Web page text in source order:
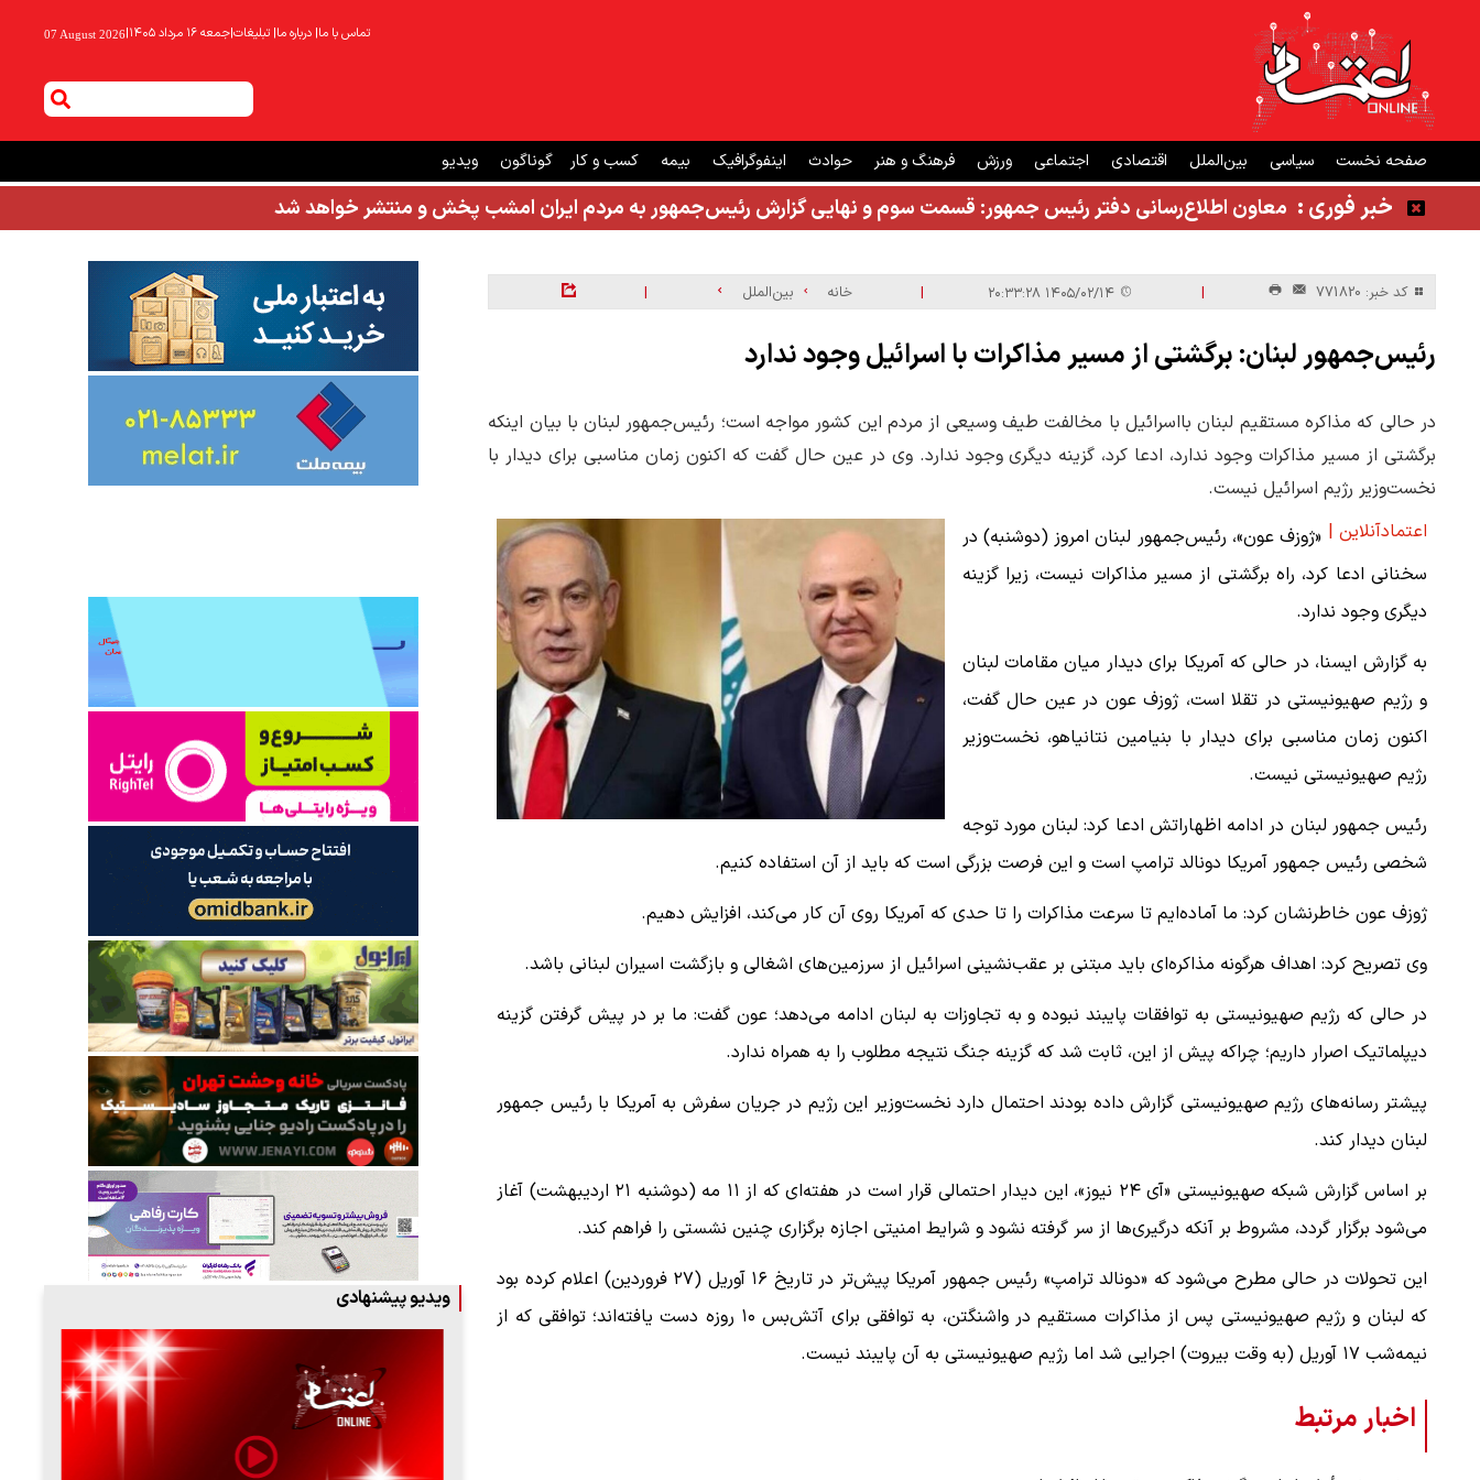
تماس با ما| درباره ما| تبلیغات|جمعه ۱۶ مرداد ۱۴۰۵ |
07 August 2026
صفحه نخست سیاسی بین‌الملل اقتصادی اجتماعی ورزش فرهنگ و هنر حوادث اینفوگرافیک بیمه کسب و کار گوناگون ویدیو
خبر فوری : معاون اطلاع‌رسانی دفتر رئیس جمهور: قسمت سوم و نهایی گزارش رئیس‌جمهور به مردم ایران امشب پخش و منتشر خواهد شد
کد خبر: 771820 |
| خانه بین‌الملل |
رئیس‌جمهور لبنان: برگشتی از مسیر مذاکرات با اسرائیل وجود ندارد
در حالی که مذاکره مستقیم لبنان بااسرائیل با مخالفت طیف وسیعی از مردم این کشور مواجه است؛ رئیس‌جمهور لبنان با بیان اینکه
برگشتی از مسیر مذاکرات وجود ندارد، ادعا کرد، گزینه دیگری وجود ندارد. وی در عین حال گفت که اکنون زمان مناسبی برای دیدار با
نخست‌وزیر رژیم اسرائیل نیست.
اعتمادآنلاین | «ژوزف عون»، رئیس‌جمهور لبنان امروز (دوشنبه) در
سخنانی ادعا کرد، راه برگشتی از مسیر مذاکرات نیست، زیرا گزینه
دیگری وجود ندارد.
به گزارش ایسنا، در حالی که آمریکا برای دیدار میان مقامات لبنان
و رژیم صهیونیستی در تقلا است، ژوزف عون در عین حال گفت،
اکنون زمان مناسبی برای دیدار با بنیامین نتانیاهو، نخست‌وزیر
رژیم صهیونیستی نیست.
رئیس جمهور لبنان در ادامه اظهاراتش ادعا کرد: لبنان مورد توجه
شخصی رئیس جمهور آمریکا دونالد ترامپ است و این فرصت بزرگی است که باید از آن استفاده کنیم.
ژوزف عون خاطرنشان کرد: ما آماده‌ایم تا سرعت مذاکرات را تا حدی که آمریکا روی آن کار می‌کند، افزایش دهیم.
وی تصریح کرد: اهداف هرگونه مذاکره‌ای باید مبتنی بر عقب‌نشینی اسرائیل از سرزمین‌های اشغالی و بازگشت اسیران لبنانی باشد.
در حالی که رژیم صهیونیستی به توافقات پایبند نبوده و به تجاوزات به لبنان ادامه می‌دهد؛ عون گفت: ما بر در پیش گرفتن گزینه
دیپلماتیک اصرار داریم؛ چراکه پیش از این، ثابت شد که گزینه جنگ نتیجه مطلوب را به همراه ندارد.
پیشتر رسانه‌های رژیم صهیونیستی گزارش داده بودند احتمال دارد نخست‌وزیر این رژیم در جریان سفرش به آمریکا با رئیس جمهور
لبنان دیدار کند.
بر اساس گزارش شبکه صهیونیستی «آی ۲۴ نیوز»، این دیدار احتمالی قرار است در هفته‌ای که از ۱۱ مه (دوشنبه ۲۱ اردیبهشت) آغاز
می‌شود برگزار گردد، مشروط بر آنکه درگیری‌ها از سر گرفته نشود و شرایط امنیتی اجازه برگزاری چنین نشستی را فراهم کند.
این تحولات در حالی مطرح می‌شود که «دونالد ترامپ» رئیس جمهور آمریکا پیش‌تر در تاریخ ۱۶ آوریل (۲۷ فروردین) اعلام کرده بود
که لبنان و رژیم صهیونیستی پس از مذاکرات مستقیم در واشنگتن، به توافقی برای آتش‌بس ۱۰ روزه دست یافته‌اند؛ توافقی که از
نیمه‌شب ۱۷ آوریل (به وقت بیروت) اجرایی شد اما رژیم صهیونیستی به آن پایبند نیست.
اخبار مرتبط
ویدیو پیشنهادی